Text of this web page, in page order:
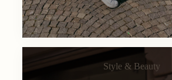
Style & Beauty